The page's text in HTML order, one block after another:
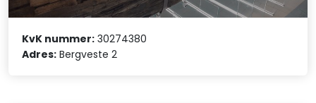
KvK nummer: 30274380
Adres: Bergveste 2